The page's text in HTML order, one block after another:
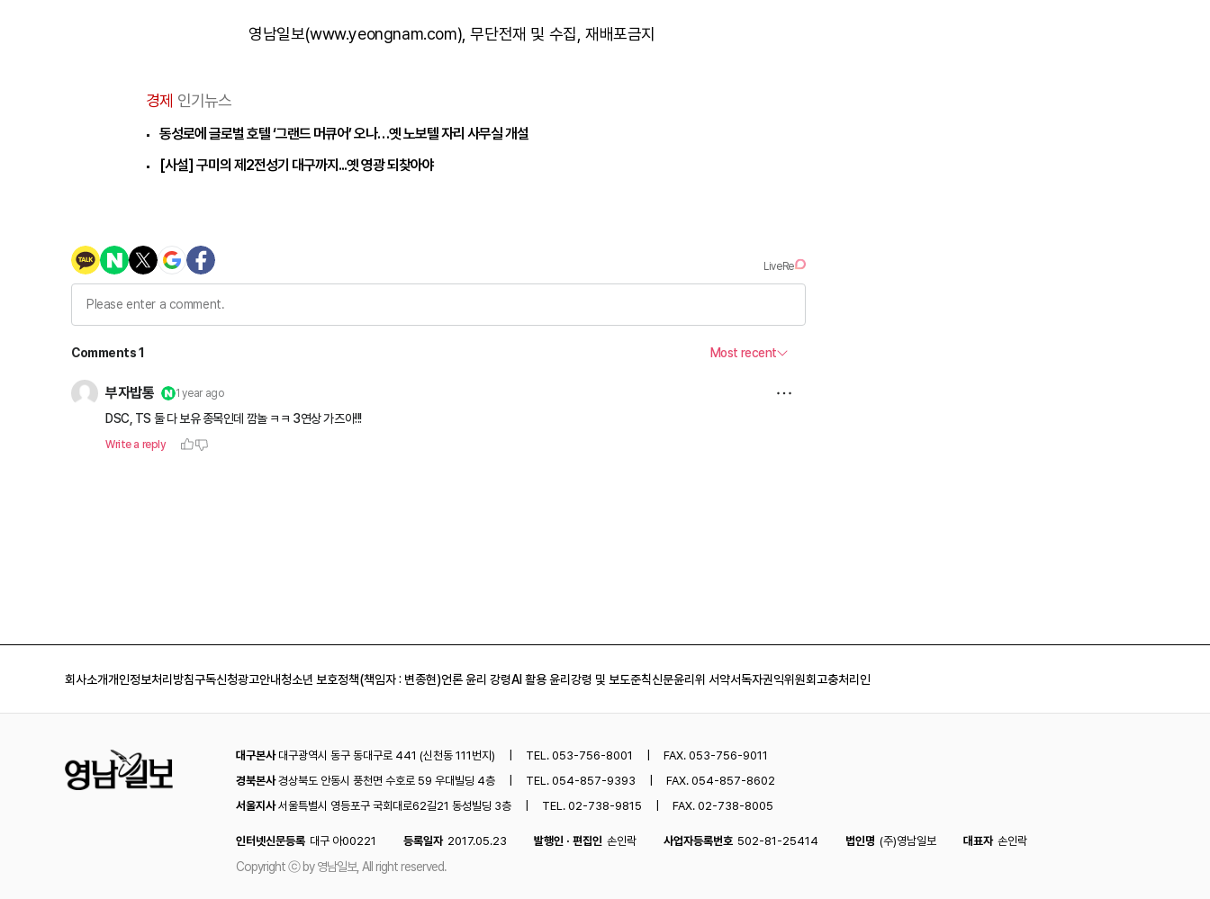
영남일보(www.yeongnam.com), 무단전재 및 수집, 재배포금지
경제 인기뉴스
동성로에 글로벌 호텔 ‘그랜드 머큐어’ 오나…옛 노보텔 자리 사무실 개설
[사설] 구미의 제2전성기 대구까지...옛 영광 되찾아야
회사소개개인정보처리방침구독신청광고안내청소년 보호정책(책임자 : 변종현)언론 윤리 강령AI 활용 윤리강령 및 보도준칙신문윤리위 서약서독자권익위원회고충처리인
대구본사대구광역시 동구 동대구로 441 (신천동 111번지) TEL. 053-756-8001
FAX. 053-756-9011
경북본사경상북도 안동시 풍천면 수호로 59 우대빌딩 4층 TEL. 054-857-9393
FAX. 054-857-8602
서울지사서울특별시 영등포구 국회대로62길21 동성빌딩 3층 TEL. 02-738-9815 FAX. 02-738-8005
인터넷신문등록 대구 아00221 등록일자 2017.05.23 발행인 · 편집인 손인락 사업자등록번호 502-81-25414 법인명 (주)영남일보 대표자 손인락
Copyright ⓒ by 영남일보, All right reserved.